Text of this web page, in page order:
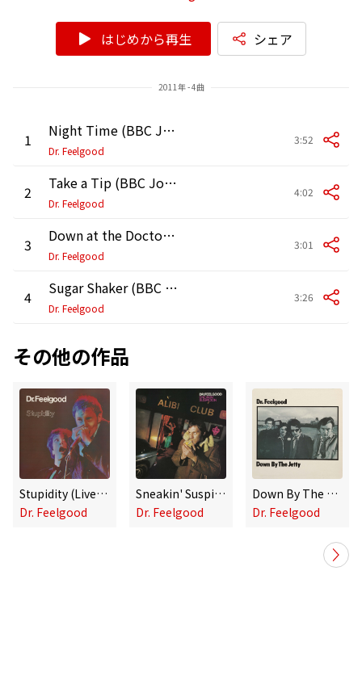
はじめから再生 シェア
2011年 - 4曲
1 Night Time (BBC John Peel Session)
Dr. Feelgood
3:52
2 Take a Tip (BBC John Peel Session)
Dr. Feelgood
4:02
3 Down at the Doctors (BBC John Peel Session)
Dr. Feelgood
3:01
4 Sugar Shaker (BBC John Peel Session)
Dr. Feelgood
3:26
その他の作品
Stupidity (Live) [2025 Remaster]
Dr. Feelgood
Sneakin' Suspicion (2025 Remaster)
Dr. Feelgood
Down By The Jetty (2025 Remaster)
Dr. Feelgood